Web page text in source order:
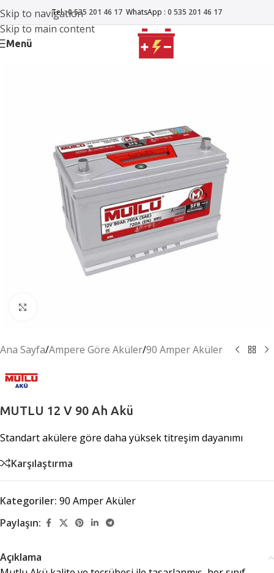
Skip to navigation
Skip to main content
Tel :0 535 201 46 17 WhatsApp : 0 535 201 46 17
Menü
Ana Sayfa/Ampere Göre Aküler/90 Amper Aküler
MUTLU 12 V 90 Ah Akü
Standart akülere göre daha yüksek titreşim dayanımı
Karşılaştırma
Kategoriler: 90 Amper Aküler
Paylaşın:
Açıklama